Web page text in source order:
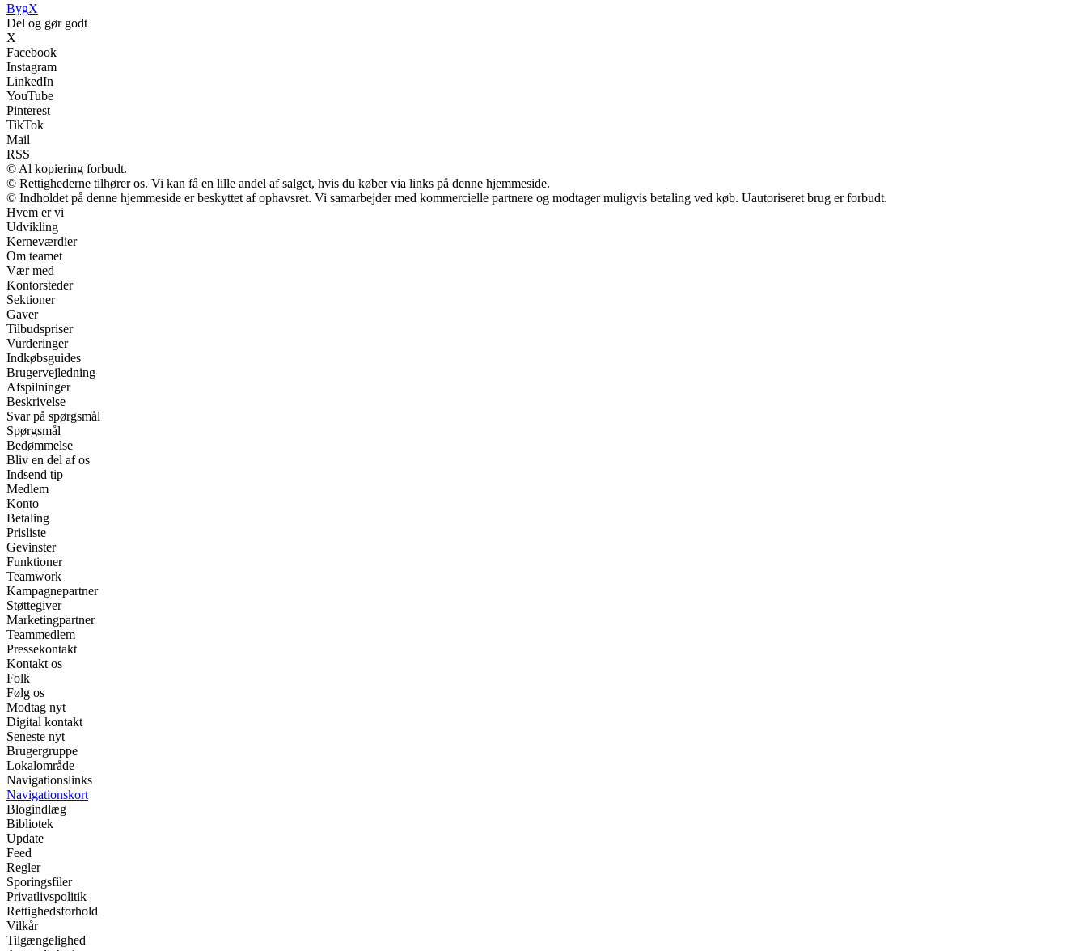
BygX
Del og gør godt
X
Facebook
Instagram
LinkedIn
YouTube
Pinterest
TikTok
Mail
RSS
© Al kopiering forbudt.
© Rettighederne tilhører os. Vi kan få en lille andel af salget, hvis du køber via links på denne hjemmeside.
© Indholdet på denne hjemmeside er beskyttet af ophavsret. Vi samarbejder med kommercielle partnere og modtager muligvis betaling ved køb. Uautoriseret brug er forbudt.
Hvem er vi
Udvikling
Kerneværdier
Om teamet
Vær med
Kontorsteder
Sektioner
Gaver
Tilbudspriser
Vurderinger
Indkøbsguides
Brugervejledning
Afspilninger
Beskrivelse
Svar på spørgsmål
Spørgsmål
Bedømmelse
Bliv en del af os
Indsend tip
Medlem
Konto
Betaling
Prisliste
Gevinster
Funktioner
Teamwork
Kampagnepartner
Støttegiver
Marketingpartner
Teammedlem
Pressekontakt
Kontakt os
Folk
Følg os
Modtag nyt
Digital kontakt
Seneste nyt
Brugergruppe
Lokalområde
Navigationslinks
Navigationskort
Blogindlæg
Bibliotek
Update
Feed
Regler
Sporingsfiler
Privatlivspolitik
Rettighedsforhold
Vilkår
Tilgængelighed